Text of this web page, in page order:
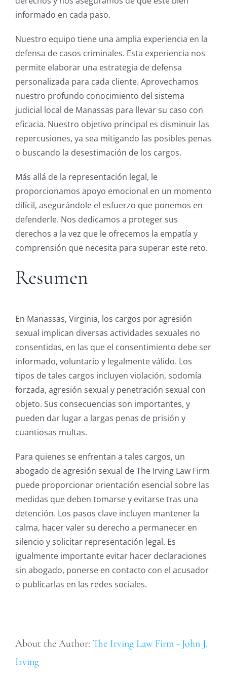
informado en cada paso.
Nuestro equipo tiene una amplia experiencia en la
defensa de casos criminales. Esta experiencia nos
permite elaborar una estrategia de defensa
personalizada para cada cliente. Aprovechamos
nuestro profundo conocimiento del sistema
judicial local de Manassas para llevar su caso con
eficacia. Nuestro objetivo principal es disminuir las
repercusiones, ya sea mitigando las posibles penas
o buscando la desestimación de los cargos.
Más allá de la representación legal, le
proporcionamos apoyo emocional en un momento
difícil, asegurándole el esfuerzo que ponemos en
defenderle. Nos dedicamos a proteger sus
derechos a la vez que le ofrecemos la empatía y
comprensión que necesita para superar este reto.
Resumen
En Manassas, Virginia, los cargos por agresión
sexual implican diversas actividades sexuales no
consentidas, en las que el consentimiento debe ser
informado, voluntario y legalmente válido. Los
tipos de tales cargos incluyen violación, sodomía
forzada, agresión sexual y penetración sexual con
objeto. Sus consecuencias son importantes, y
pueden dar lugar a largas penas de prisión y
cuantiosas multas.
Para quienes se enfrentan a tales cargos, un
abogado de agresión sexual de The Irving Law Firm
puede proporcionar orientación esencial sobre las
medidas que deben tomarse y evitarse tras una
detención. Los pasos clave incluyen mantener la
calma, hacer valer su derecho a permanecer en
silencio y solicitar representación legal. Es
igualmente importante evitar hacer declaraciones
sin abogado, ponerse en contacto con el acusador
o publicarlas en las redes sociales.
About the Author: The Irving Law Firm - John J.
Irving